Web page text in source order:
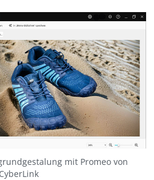
mit Promeo von
CyberLink